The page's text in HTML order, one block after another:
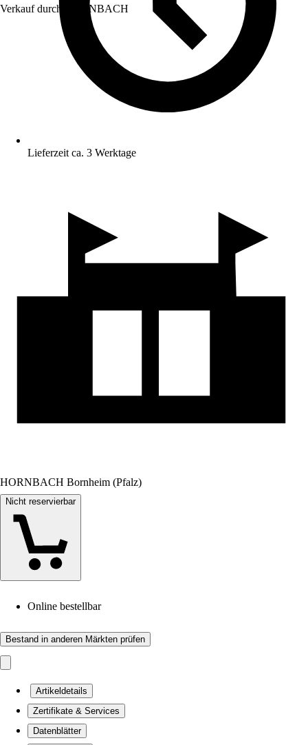
Verkauf durch: HORNBACH
Lieferzeit ca. 3 Werktage
HORNBACH Bornheim (Pfalz)
Nicht reservierbar
Online bestellbar
Bestand in anderen Märkten prüfen
Artikeldetails
Zertifikate & Services
Datenblätter